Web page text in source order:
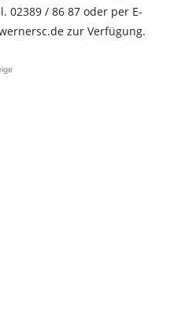
02389 / 86 87 oder per E-
zur Verfügung.